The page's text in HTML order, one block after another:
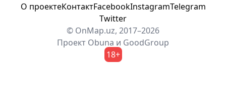
О проектеКонтактFacebookInstagramTelegram
Twitter
© OnMap.uz, 2017–2026
Проект Obuna и GoodGroup
18+